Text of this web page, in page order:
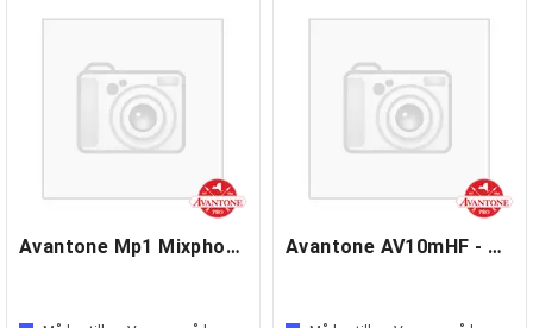
Avantone Mp1 Mixphones - Black Avantone AV10mHF - Tweeter